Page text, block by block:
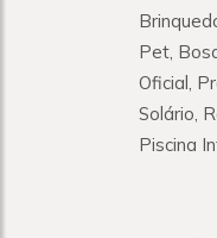
Pet,
Oficial,
Solário,
Piscina